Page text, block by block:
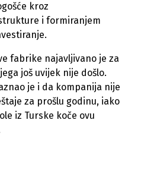
kroz
i formiranjem
fabrike najavljivano je za
još uvijek nije došlo.
je i da kompanija nije
za prošlu godinu, iako
iz Turske koče ovu